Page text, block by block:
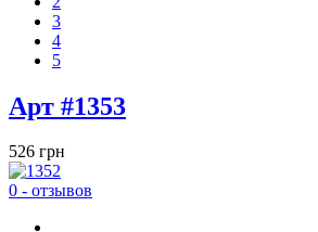
3
4
5
Арт #1353
526 грн
0 - отзывов